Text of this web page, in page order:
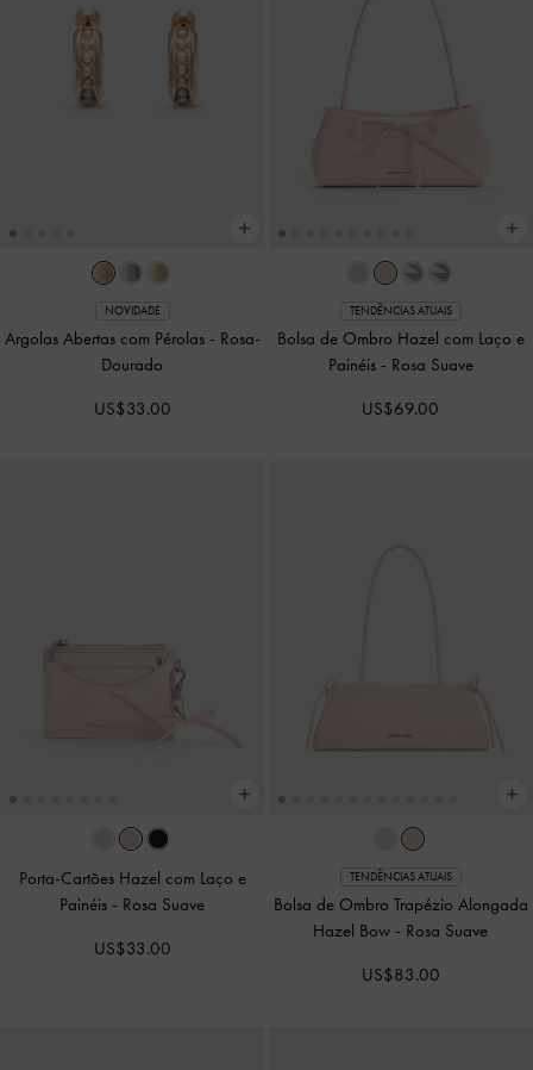
NOVIDADE
Argolas Abertas com Pérolas - Rosa-
Dourado
US$33.00
TENDÊNCIAS ATUAIS
Bolsa de Ombro Hazel com Laço e
Painéis - Rosa Suave
US$69.00
Porta-Cartões Hazel com Laço e
Painéis - Rosa Suave
US$33.00
TENDÊNCIAS ATUAIS
Bolsa de Ombro Trapézio Alongada
Hazel Bow - Rosa Suave
US$83.00